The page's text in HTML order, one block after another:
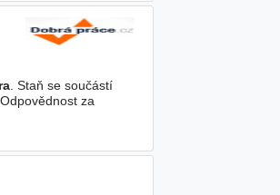
. Staň se součástí
za